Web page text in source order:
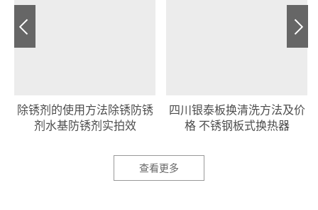
除锈剂的使用方法除锈防锈
剂水基防锈剂实拍效
四川银泰板换清洗方法及价
格 不锈钢板式换热器
查看更多